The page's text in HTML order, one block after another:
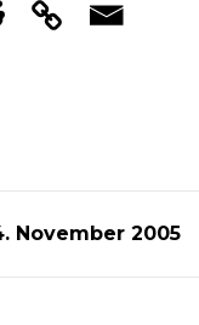
November 2005